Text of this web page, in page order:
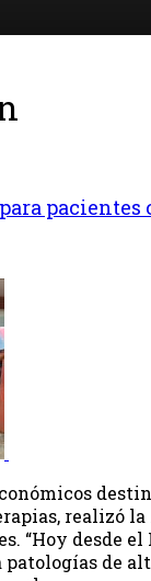
pacientes
realizó
“Hoy desde el
de